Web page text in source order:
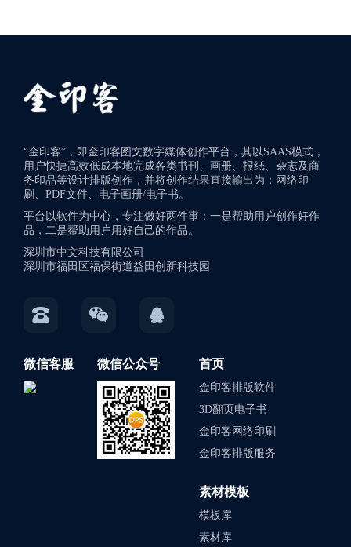
“金印客”，即金印客图文数字媒体创作平台，其以SAAS模式，
用户快捷高效低成本地完成各类书刊、画册、报纸、杂志及商
务印品等设计排版创作，并将创作结果直接输出为：网络印
刷、PDF文件、电子画册/电子书。
平台以软件为中心，专注做好两件事：一是帮助用户创作好作
品，二是帮助用户用好自己的作品。
深圳市中文科技有限公司
深圳市福田区福保街道益田创新科技园
微信客服 微信公众号 首页
金印客排版软件
3D翻页电子书
金印客网络印刷
金印客排版服务
素材模板
模板库
素材库